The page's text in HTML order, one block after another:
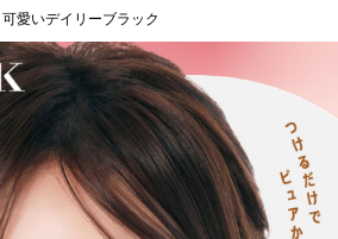
愛いデイリーブラック